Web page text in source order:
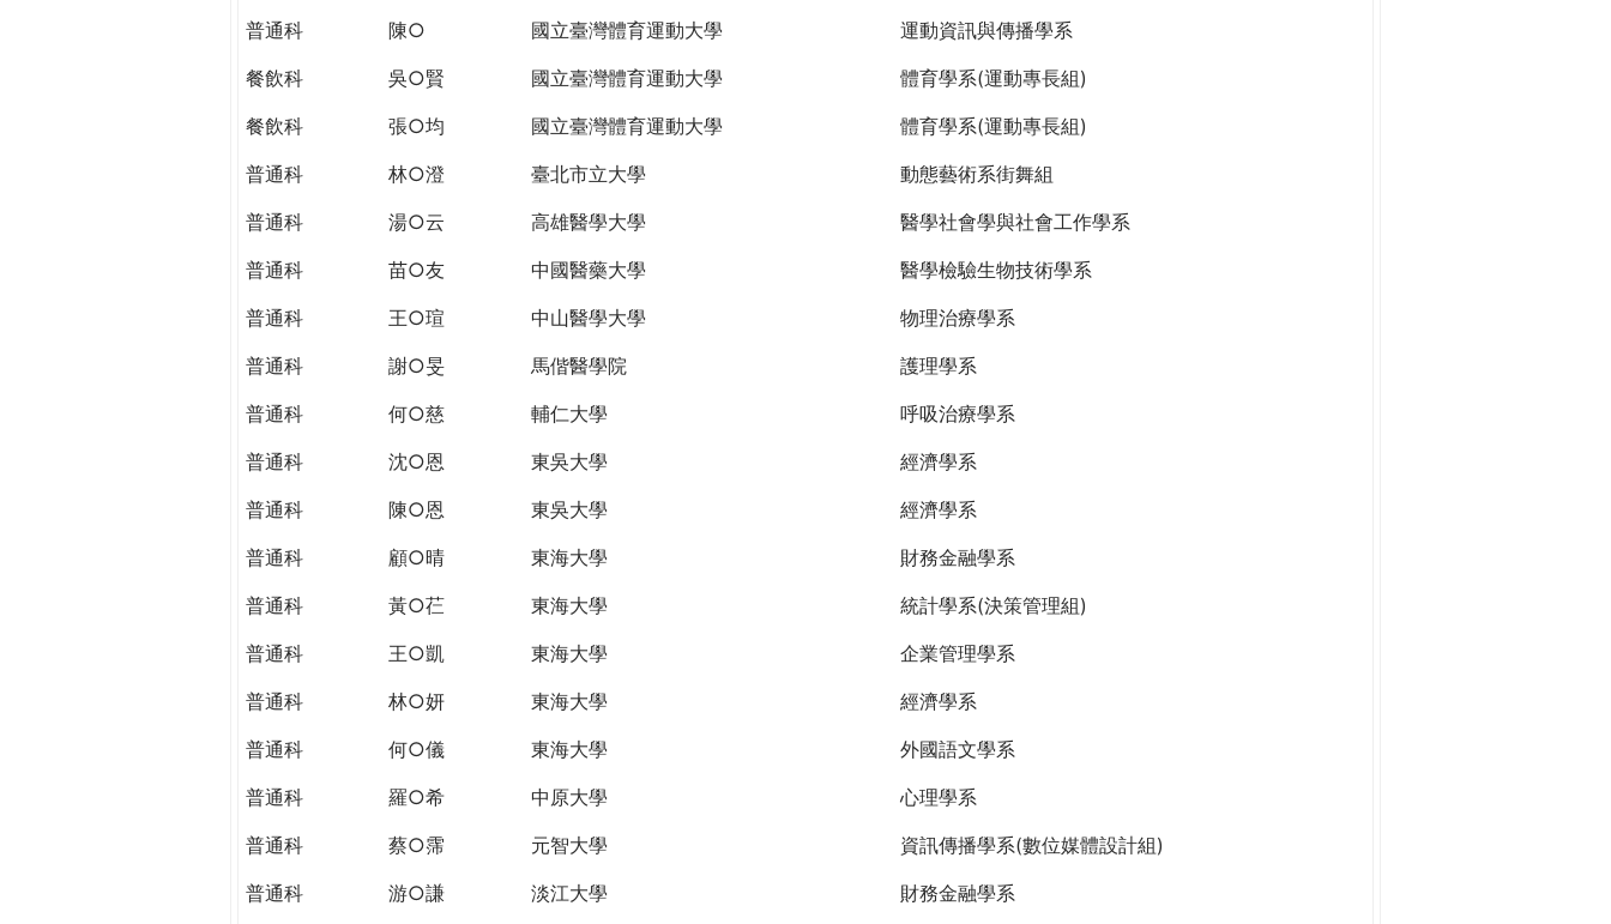
普通科
陳○ 國立臺灣體育運動大學
運動資訊與傳播學系
餐飲科
吳○賢 國立臺灣體育運動大學
體育學系(運動專長組)
餐飲科
張○均 國立臺灣體育運動大學
體育學系(運動專長組)
普通科
林○澄 臺北市立大學
動態藝術系街舞組
普通科
湯○云 高雄醫學大學
醫學社會學與社會工作學系
普通科
苗○友 中國醫藥大學
醫學檢驗生物技術學系
普通科
王○瑄 中山醫學大學
物理治療學系
普通科
謝○旻 馬偕醫學院
護理學系
普通科
何○慈 輔仁大學
呼吸治療學系
普通科
沈○恩 東吳大學
經濟學系
普通科
陳○恩 東吳大學
經濟學系
普通科
顧○晴 東海大學
財務金融學系
普通科
黃○芢 東海大學
統計學系(決策管理組)
普通科
王○凱 東海大學
企業管理學系
普通科
林○妍 東海大學
經濟學系
普通科
何○儀 東海大學
外國語文學系
普通科
羅○希 中原大學
心理學系
普通科
蔡○霈 元智大學
資訊傳播學系(數位媒體設計組)
普通科
游○謙 淡江大學
財務金融學系